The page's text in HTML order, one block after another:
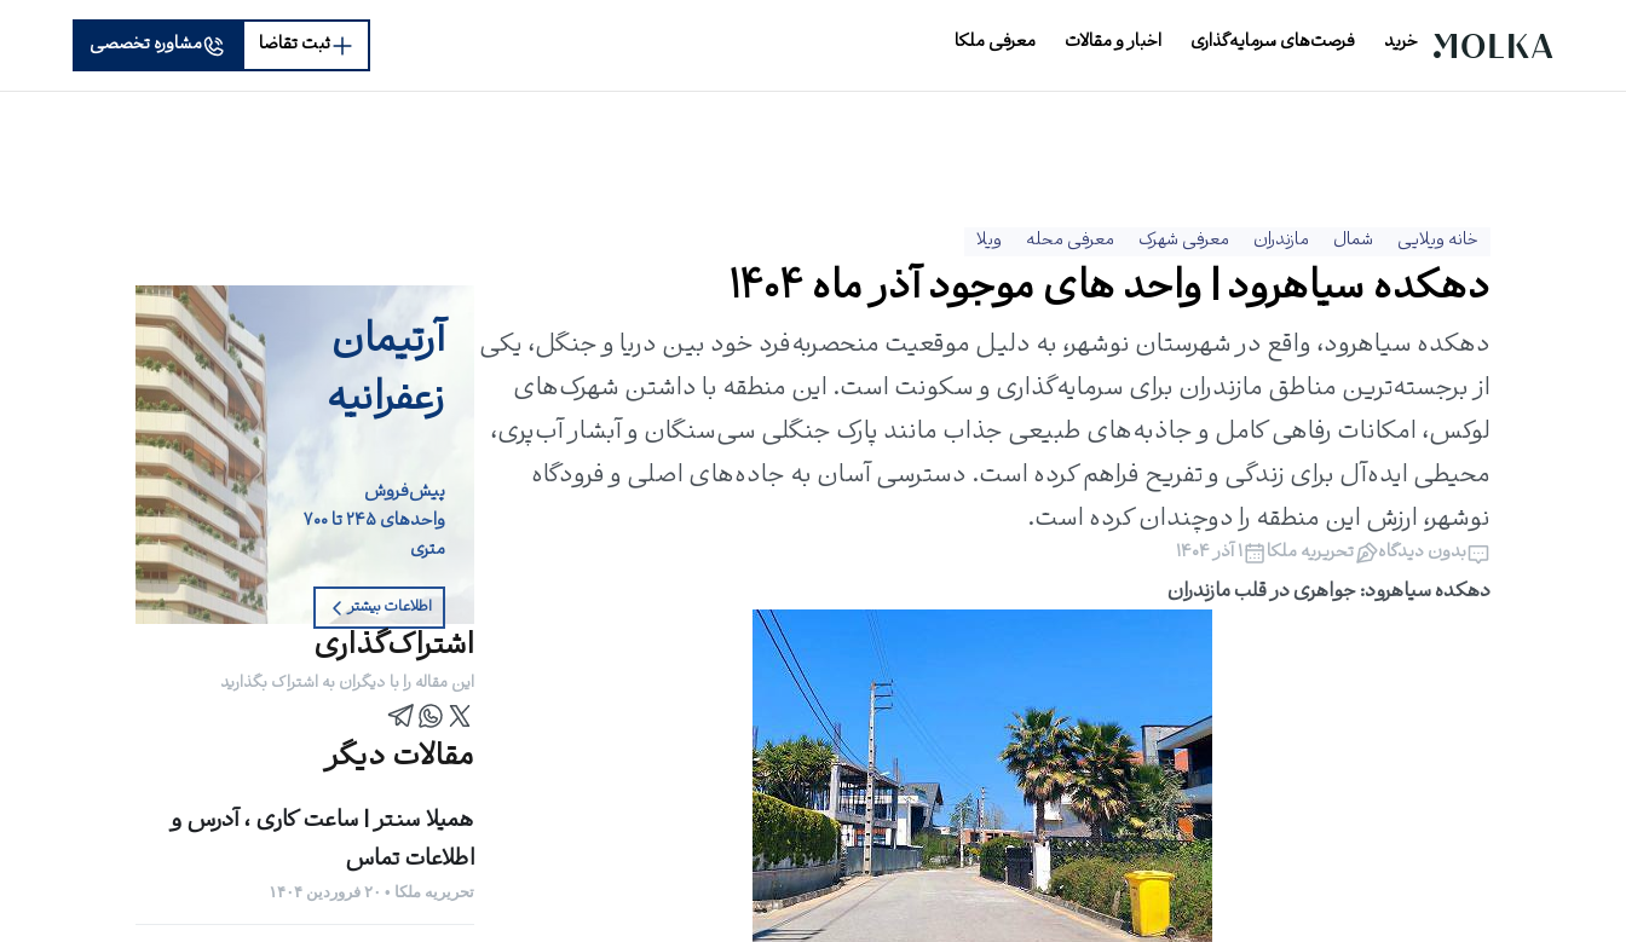
خرید فرصت‌های سرمایه‌گذاری اخبار و مقالات معرفی ملکا ثبت تقاضا مشاوره تخصصی
خانه ویلایی شمال مازندران معرفی شهرک معرفی محله ویلا
دهکده سیاهرود | واحد های موجود آذر ماه 1404
دهکده سیاهرود، واقع در شهرستان نوشهر، به دلیل موقعیت منحصربه‌فرد خود بین دریا و جنگل، یکی
از برجسته‌ترین مناطق مازندران برای سرمایه‌گذاری و سکونت است. این منطقه با داشتن شهرک‌های
لوکس، امکانات رفاهی کامل و جاذبه‌های طبیعی جذاب مانند پارک جنگلی سی‌سنگان و آبشار آب‌پری،
محیطی ایده‌آل برای زندگی و تفریح فراهم کرده است. دسترسی آسان به جاده‌های اصلی و فرودگاه
نوشهر، ارزش این منطقه را دوچندان کرده است.
بدون دیدگاه تحریریه ملکا ۱ آذر ۱۴۰۴
دهکده سیاهرود: جواهری در قلب مازندران
آرتیمان
زعفرانیه
پیش‌فروش
واحد‌های ۲۴۵ تا ۷۰۰
متری
اطلاعات بیشتر
اشتراک‌گذاری
این مقاله را با دیگران به اشتراک بگذارید
مقالات دیگر
همیلا سنتر | ساعت کاری ، آدرس و
اطلاعات تماس
تحریریه ملکا • ۲۰ فروردین ۱۴۰۴